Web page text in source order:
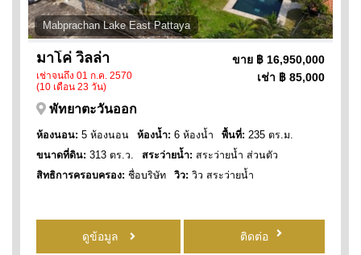
Mabprachan Lake East Pattaya
มาโค่ วิลล่า
เช่าจนถึง 01 ก.ค. 2570
(10 เดือน 23 วัน)
ขาย ฿ 16,950,000
เช่า ฿ 85,000
พัทยาตะวันออก
ห้องนอน: 5 ห้องนอน ห้องน้ำ: 6 ห้องน้ำ พื้นที่: 235 ตร.ม.
ขนาดที่ดิน: 313 ตร.ว. สระว่ายน้ำ: สระว่ายน้ำ ส่วนตัว
สิทธิการครอบครอง: ชื่อบริษัท วิว: วิว สระว่ายน้ำ
ดูข้อมูล ติดต่อ